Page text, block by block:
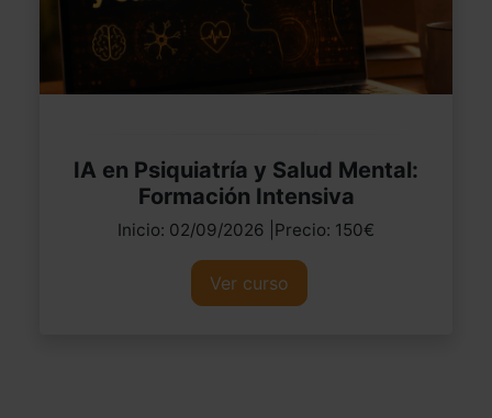
IA en Psiquiatría y Salud Mental:
Formación Intensiva
Inicio: 02/09/2026 |Precio: 150€
Ver curso